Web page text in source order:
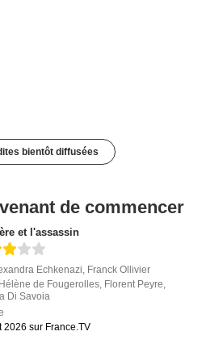
bientôt diffusées
de commencer
et l'assassin
Echkenazi, Franck Ollivier
Hélène de Fougerolles, Florent Peyre,
Di Savoia
2026 sur France.TV